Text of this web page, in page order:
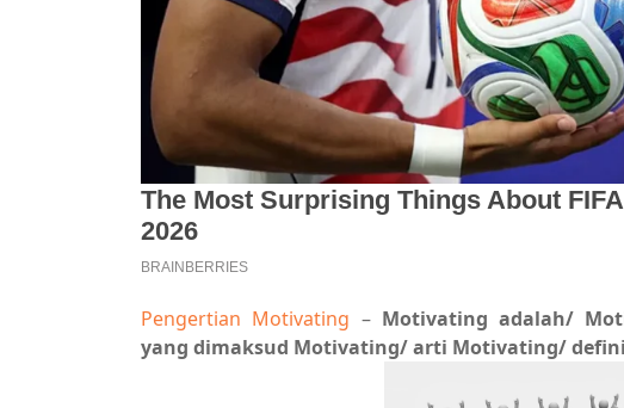
Pengertian Motivating – Motivating adalah/
yang dimaksud Motivating/ arti Motivating/